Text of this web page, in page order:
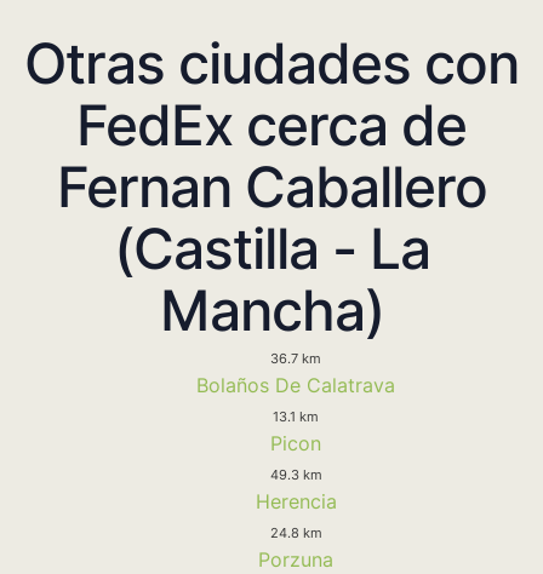
Otras ciudades con
FedEx cerca de
Fernan Caballero
(Castilla - La
Mancha)
36.7 km
Bolaños De Calatrava
13.1 km
Picon
49.3 km
Herencia
24.8 km
Porzuna